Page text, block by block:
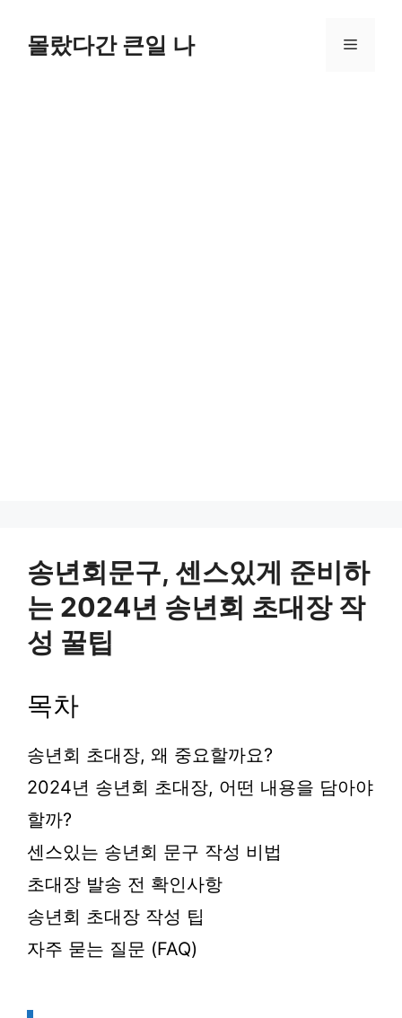
몰랐다간 큰일 나 메
송년회문구, 센스있게 준비하
는 2024년 송년회 초대장 작
성 꿀팁
목차
송년회 초대장, 왜 중요할까요?
2024년 송년회 초대장, 어떤 내용을 담아야
할까?
센스있는 송년회 문구 작성 비법
초대장 발송 전 확인사항
송년회 초대장 작성 팁
자주 묻는 질문 (FAQ)